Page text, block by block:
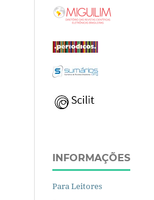
INFORMAÇÕES
Para Leitores